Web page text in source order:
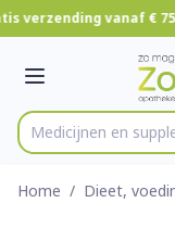
Ga naar de inhoud
1 van 1
verzending vanaf € 75
Menu
Product, merk,
Medicijnen en
Home / Dieet,